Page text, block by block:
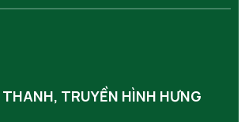
TRUYỀN HÌNH HƯNG